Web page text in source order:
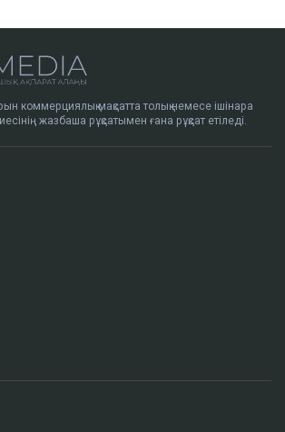
коммерциялық мақсатта толық немесе ішінара
жазбаша рұқсатымен ғана рұқсат етіледі.